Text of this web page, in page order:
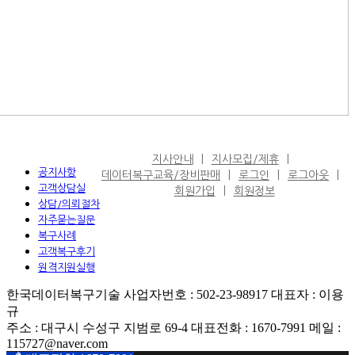
공지사항
고객상담실
상담/의뢰절차
자주묻는질문
복구사례
고객복구후기
원격지원실행
지사안내
지사모집/제휴
데이터복구교육/장비판매
로그인
로그아웃
회원가입
회원정보
한국데이터복구기술 사업자번호 : 502-23-98917 대표자 : 이용
규
주소 : 대구시 수성구 지범로 69-4 대표전화 : 1670-7991 메일 :
115727@naver.com